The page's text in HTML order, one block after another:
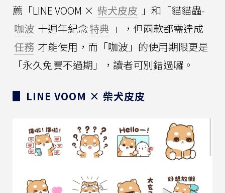
薦「LINE VOOM × 柴犬皮皮 」和「貓貓蟲-
咖波 十週年紀念特典 」，但兩款都需達成
任務 才能使用，而「咖波」的使用期限更是
「永久免費不過期」，讀者可別錯過囉。
▊ LINE VOOM × 柴犬皮皮